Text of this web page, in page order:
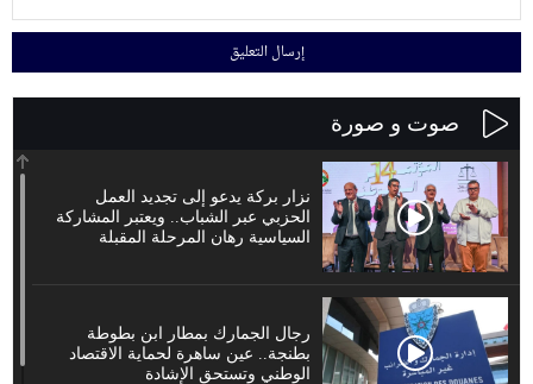
صوت و صورة
نزار بركة يدعو إلى تجديد العمل
الحزبي عبر الشباب.. ويعتبر المشاركة
السياسية رهان المرحلة المقبلة
رجال الجمارك بمطار ابن بطوطة
بطنجة.. عين ساهرة لحماية الاقتصاد
الوطني وتستحق الإشادة